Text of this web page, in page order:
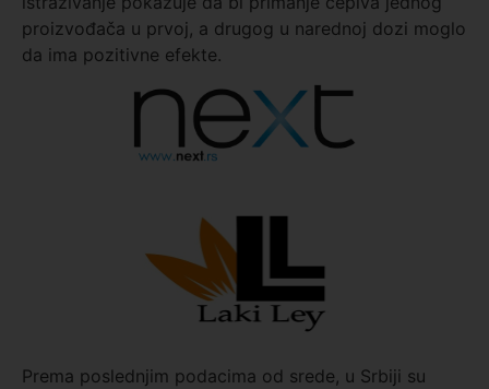
proizvođača u prvoj, a drugog u narednoj dozi moglo
da ima pozitivne efekte.
Prema poslednjim podacima od srede, u Srbiji su